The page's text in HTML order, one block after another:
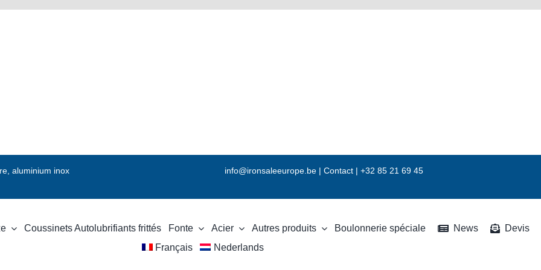
aluminium inox info@ironsaleeurope.be| Contact | +32 85 21 69 45
Coussinets Autolubrifiants frittés Fonte Acier Autres produits Boulonnerie spéciale News
Devis
Français
Nederlands